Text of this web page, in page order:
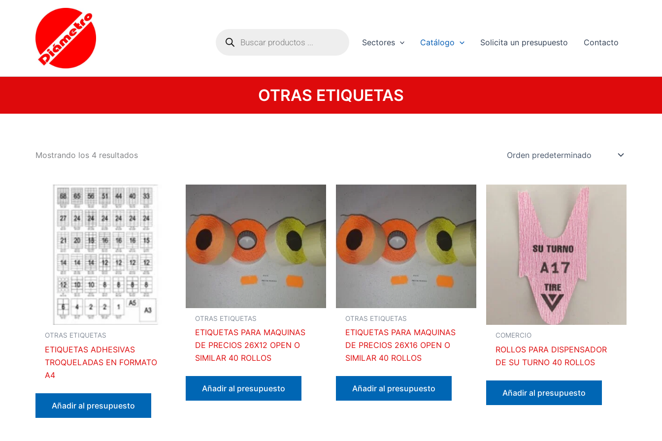
contenido
productos
Sectores Catálogo Solicita un presupuesto Contacto
OTRAS ETIQUETAS
Mostrando los 4 resultados
OTRAS ETIQUETAS
ETIQUETAS ADHESIVAS
TROQUELADAS EN FORMATO
A4
Añadir al presupuesto
OTRAS ETIQUETAS
ETIQUETAS PARA MAQUINAS
DE PRECIOS 26X12 OPEN O
SIMILAR 40 ROLLOS
Añadir al presupuesto
OTRAS ETIQUETAS
ETIQUETAS PARA MAQUINAS
DE PRECIOS 26X16 OPEN O
SIMILAR 40 ROLLOS
Añadir al presupuesto
COMERCIO
ROLLOS PARA DISPENSADOR
DE SU TURNO 40 ROLLOS
Añadir al presupuesto